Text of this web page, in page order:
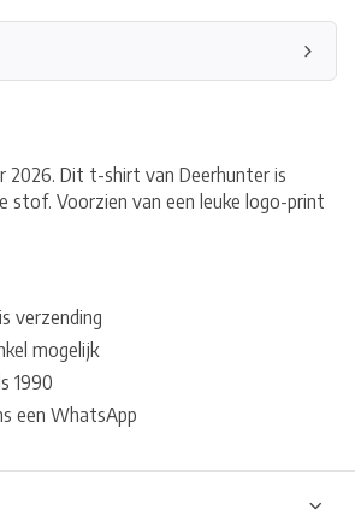
2026. Dit t-shirt van Deerhunter is
stof. Voorzien van een leuke logo-print
verzending
mogelijk
1990
een WhatsApp